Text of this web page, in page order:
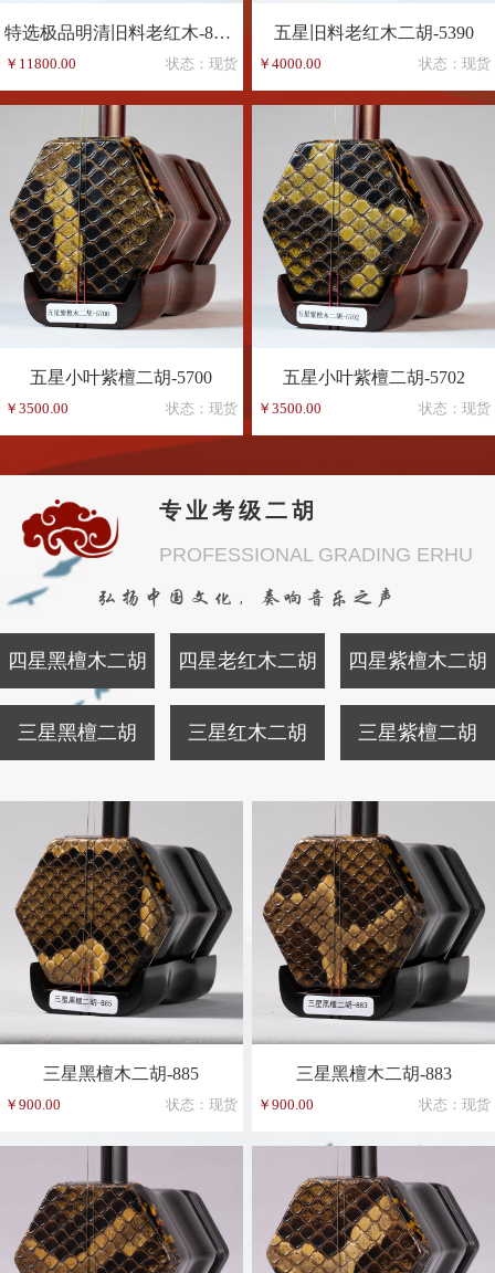
特选极品明清旧料老红木-8165
￥11800.00 状态：现货
五星旧料老红木二胡-5390
￥4000.00 状态：现货
五星小叶紫檀二胡-5700
￥3500.00 状态：现货
五星小叶紫檀二胡-5702
￥3500.00 状态：现货
专业考级二胡
PROFESSIONAL GRADING ERHU
弘扬中国文化，奏响音乐之声
四星黑檀木二胡 四星老红木二胡 四星紫檀木二胡
三星黑檀二胡 三星红木二胡 三星紫檀二胡
三星黑檀木二胡-885
￥900.00 状态：现货
三星黑檀木二胡-883
￥900.00 状态：现货